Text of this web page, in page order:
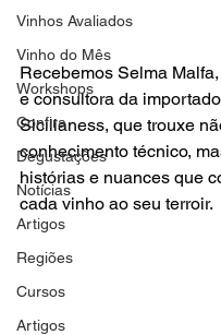
Vinhos Avaliados
Vinho do Mês
Workshops
Confira
Degustações
Notícias
Artigos
Regiões
Cursos
Artigos
Recebemos Selma
e consultora da
Sicilianess, que trouxe
conhecimento técnico,
histórias e nuances que
cada vinho ao seu terroir.